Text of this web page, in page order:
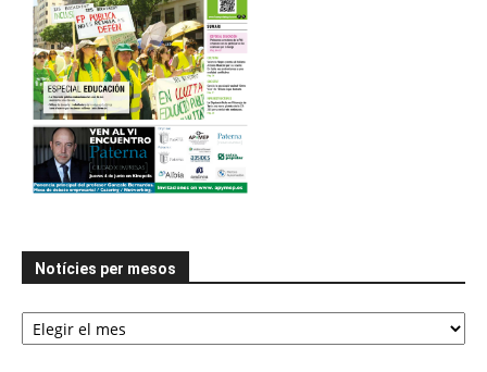
Notícies per mesos
Notícies
per